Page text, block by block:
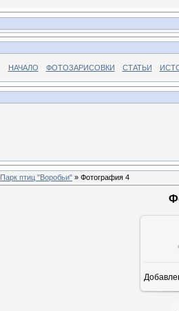
НАЧАЛО ФОТОЗАРИСОВКИ СТАТЬИ
Парк птиц "Воробьи" » Фотография 4